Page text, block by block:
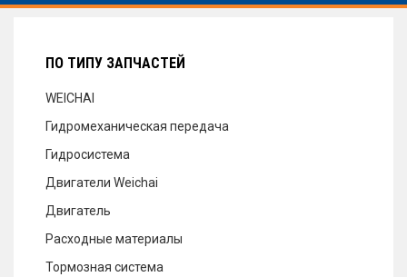
ПО ТИПУ ЗАПЧАСТЕЙ
WEICHAI
Гидромеханическая передача
Гидросистема
Двигатели Weichai
Двигатель
Расходные материалы
Тормозная система